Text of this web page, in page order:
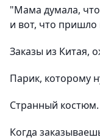
"Мама думала,
и вот, что пришло
Заказы из Китая,
Парик, которому
Странный костюм.
Когда